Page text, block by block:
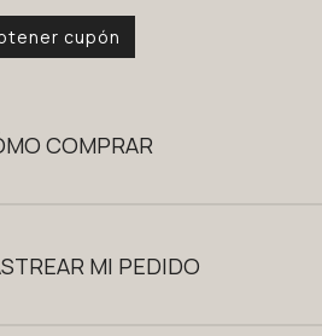
cupón
COMPRAR
MI PEDIDO